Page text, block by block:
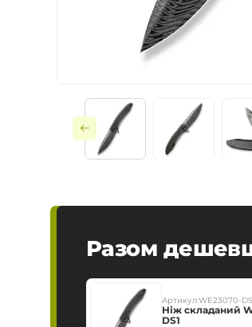
Разом
Артикул:WE23070-
Ніж складаний
DS1